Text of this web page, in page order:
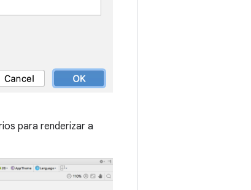
para renderizar a